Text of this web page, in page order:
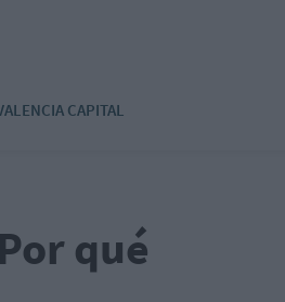
CAPITAL
qué